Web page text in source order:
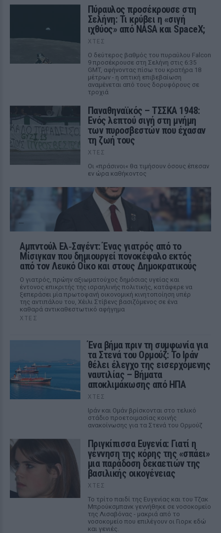
Πύραυλος προσέκρουσε στη
Σελήνη: Τι κρύβει η «σιγή
ιχθύος» από NASA και SpaceX;
ΧΤΕΣ
Ο δεύτερος βαθμός του πυραύλου Falcon
9 προσέκρουσε στη Σελήνη στις 6:35
GMT, αφήνοντας πίσω του κρατήρα 18
μέτρων - η οπτική επιβεβαίωση
αναμένεται από τους δορυφόρους σε
τροχιά
Παναθηναϊκός – ΤΣΣΚΑ 1948:
Ενός λεπτού σιγή στη μνήμη
των πυροσβεστών που έχασαν
τη ζωή τους
ΧΤΕΣ
Οι «πράσινοι« θα τιμήσουν όσους έπεσαν
εν ώρα καθήκοντος
Αμπντούλ Ελ‑Σαγέντ: Ένας γιατρός από το
Μίσιγκαν που δημιουργεί πονοκέφαλο εκτός
από τον Λευκό Οίκο και στους Δημοκρατικούς
Ο γιατρός, πρώην αξιωματούχος δημόσιας υγείας και
έντονος επικριτής της ισραηλινής πολιτικής, κατάφερε να
ξεπεράσει μία πρωτοφανή οικονομική κινητοποίηση υπέρ
της αντιπάλου του, Χέιλι Στίβενς βασιζόμενος σε ένα
καθαρά αντικαθεστωτικό αφήγημα
ΧΤΕΣ
Ένα βήμα πριν τη συμφωνία για
τα Στενά του Ορμούζ: Το Ιράν
θέλει έλεγχο της εισερχόμενης
ναυτιλίας – Βήματα
αποκλιμάκωσης από ΗΠΑ
ΧΤΕΣ
Ιράν και Ομάν βρίσκονται στο τελικό
στάδιο προετοιμασίας κοινής
ανακοίνωσης για τα Στενά του Ορμούζ
Πριγκίπισσα Ευγενία: Γιατί η
γέννηση της κόρης της «σπάει»
μια παράδοση δεκαετιών της
βασιλικής οικογένειας
ΧΤΕΣ
Το τρίτο παιδί της Ευγενίας και του Τζακ
Μπρούκσμπανκ γεννήθηκε σε νοσοκομείο
της Λισαβόνας - μακριά από το
νοσοκομείο που επιλέγουν οι Γιορκ εδώ
και γενιές.